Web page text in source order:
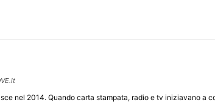
nel 2014. Quando carta stampata, radio e tv iniziavano a